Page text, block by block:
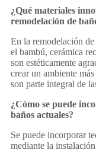
¿Qué materiales
remodelación de
En la remodelación
el bambú, cerámica
son estéticamente
crear un ambiente
son parte integral de
¿Cómo se puede
baños actuales?
Se puede incorporar
mediante la